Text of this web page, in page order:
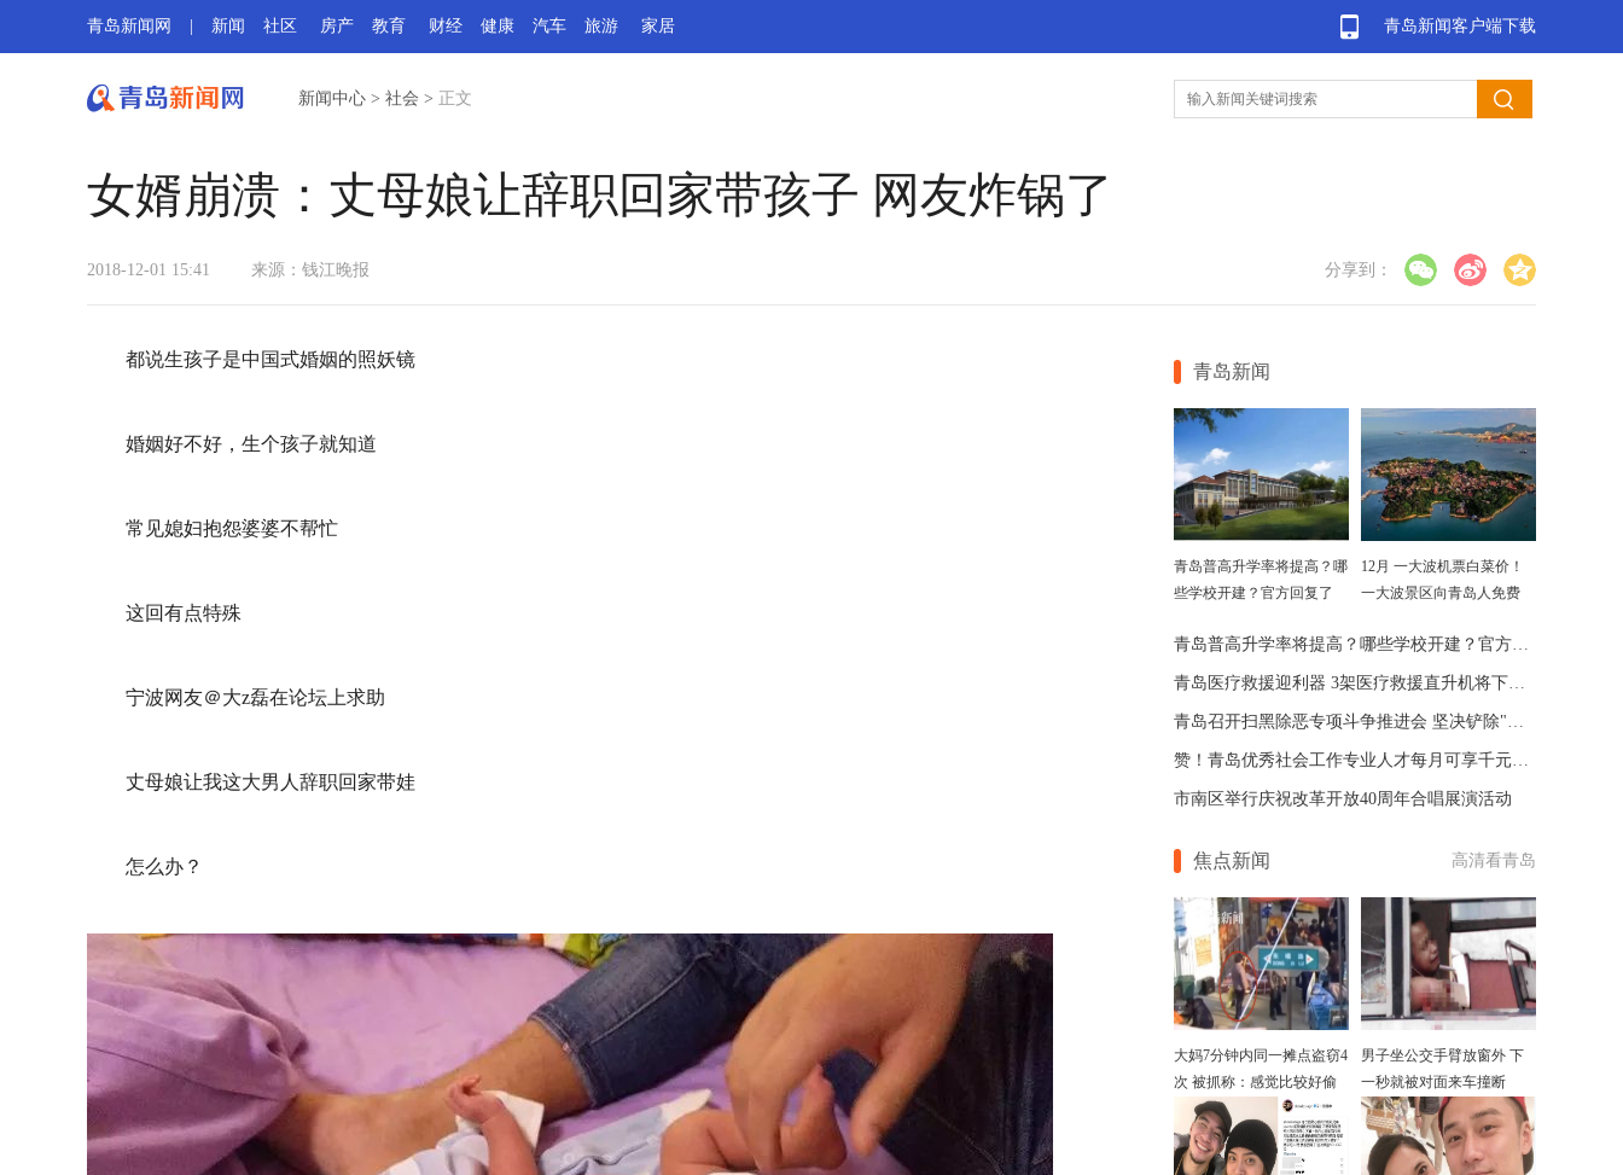
青岛新闻客户端下载
青岛新闻网 新闻 社区 房产 教育 财经 健康 汽车 旅游 家居
新闻中心 > 社会 > 正文
女婿崩溃：丈母娘让辞职回家带孩子 网友炸锅了
2018-12-01 15:41 来源：钱江晚报 分享到：
都说生孩子是中国式婚姻的照妖镜
婚姻好不好，生个孩子就知道
常见媳妇抱怨婆婆不帮忙
这回有点特殊
宁波网友＠大z磊在论坛上求助
丈母娘让我这大男人辞职回家带娃
怎么办？
青岛新闻
青岛普高升学率将提高？哪
些学校开建？官方回复了
12月 一大波机票白菜价！
一大波景区向青岛人免费
青岛普高升学率将提高？哪些学校开建？官方回复了
青岛医疗救援迎利器 3架医疗救援直升机将下月抵青
青岛召开扫黑除恶专项斗争推进会 坚决铲除"保护伞"
赞！青岛优秀社会工作专业人才每月可享千元政府津贴
市南区举行庆祝改革开放40周年合唱展演活动
焦点新闻 高清看青岛
大妈7分钟内同一摊点盗窃4
次 被抓称：感觉比较好偷
男子坐公交手臂放窗外 下
一秒就被对面来车撞断